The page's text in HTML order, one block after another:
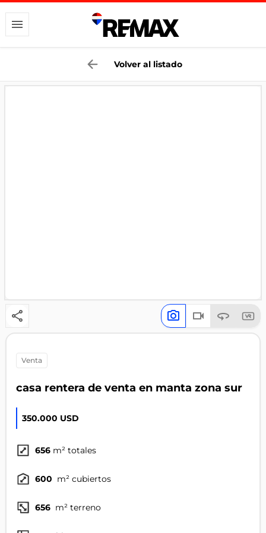
Volver al listado
venta
casa rentera de venta en manta zona sur
350.000 USD
656 m² totales
600 m² cubiertos
656 m² terreno